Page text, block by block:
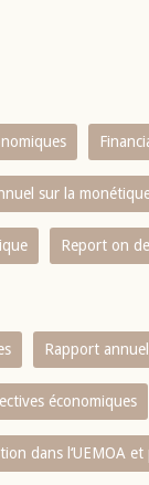
sur la
Report on
Rapport
économiques
dans l‘UEMOA et